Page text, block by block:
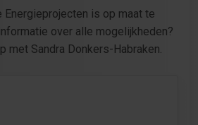
Energieprojecten is op maat te
over alle mogelijkheden?
met Sandra Donkers-Habraken.